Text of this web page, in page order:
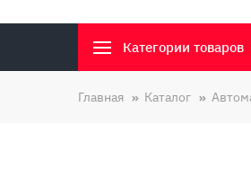
Категории товаров
Главная Каталог